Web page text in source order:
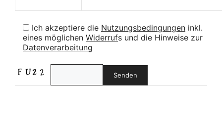
Ich akzeptiere die Nutzungsbedingungen inkl.
eines möglichen Widerrufs und die Hinweise zur
Datenverarbeitung